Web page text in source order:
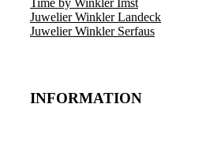
Juwelier Winkler Landeck
Juwelier Winkler Serfaus
INFORMATION